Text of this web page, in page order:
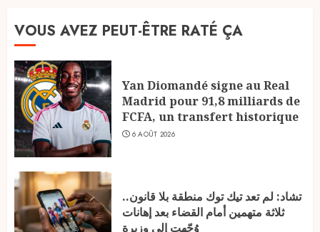
VOUS AVEZ PEUT-ÊTRE RATÉ ÇA
Yan Diomandé signe au Real
Madrid pour 91,8 milliards de
FCFA, un transfert historique
6 AOÛT 2026
تشاد: لم تعد تيك توك منطقة بلا قانون..
ثلاثة متهمين أمام القضاء بعد إهانات
وُجّهت إلى وزيرة